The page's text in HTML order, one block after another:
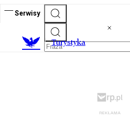
Serwisy
Turystyka